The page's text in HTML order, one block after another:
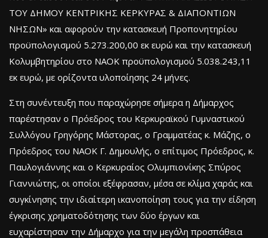
ΤΟΥ ΔΗΜΟΥ ΚΕΝΤΡΙΚΗΣ ΚΕΡΚΥΡΑΣ & ΔΙΑΠΟΝΤΙΩΝ
ΝΗΣΩΝ» και αφορούν την κατασκευή Προπονητηρίου
προϋπολογισμού 5.273.200,00 εκ ευρώ και την κατασκευή
Κολυμβητηρίου στο ΝΑΟΚ προϋπολογισμού 5.038.243,11
εκ ευρώ, με ορίζοντα υλοποίησης 24 μήνες.
Στη συνέντευξη που παραχώρησε σήμερα η Δήμαρχος
παρέστησαν ο Πρόεδρος του Κερκυραϊκού Γυμναστικού
Συλλόγου Γρηγόρης Μάστορας, ο Γραμματέας κ. Μάζης, ο
Πρόεδρος του ΝΑΟΚ Γ. Δημουλής, ο επίτιμος Πρόεδρος, κ.
Παυλογιάννης και ο Κερκυραίος Ολυμπιονίκης Σπύρος
Γιαννιώτης, οι οποίοι εξέφρασαν, μέσα σε κλίμα χαράς και
συγκίνησης την ιδιαίτερη ικανοποίηση τους για την είδηση
έγκρισης χρηματοδότησης των δύο έργων και
ευχαρίστησαν την Δήμαρχο για την μεγάλη προσπάθεια